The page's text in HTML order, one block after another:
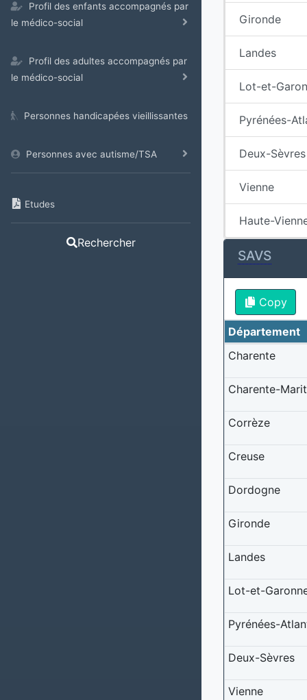
Profil des enfants accompagnés par
le médico-social
Profil des adultes accompagnés par
le médico-social
Personnes handicapées vieillissantes
Personnes avec autisme/TSA
Etudes
Rechercher
Gironde
Landes
Lot-et-
Pyrénées-
Deux-Sèvres
Vienne
Haute-
SAVS
Copy
Département
Charente
Charente-
Corrèze
Creuse
Dordogne
Gironde
Landes
Lot-et-
Pyrénées-
Deux-Sèvres
Vienne